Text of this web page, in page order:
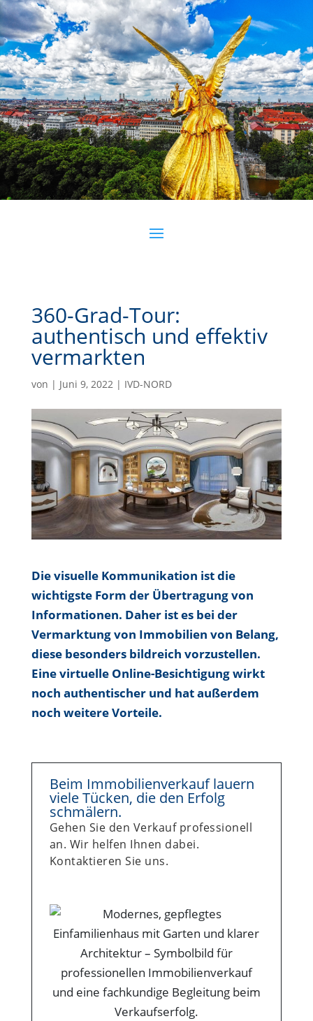
360-Grad-Tour:
authentisch und effektiv
vermarkten
von | Juni 9, 2022| IVD-NORD
Die visuelle Kommunikation ist die
wichtigste Form der Übertragung von
Informationen. Daher ist es bei der
Vermarktung von Immobilien von Belang,
diese besonders bildreich vorzustellen.
Eine virtuelle Online-Besichtigung wirkt
noch authentischer und hat außerdem
noch weitere Vorteile.
Beim Immobilienverkauf lauern
viele Tücken, die den Erfolg
schmälern.
Gehen Sie den Verkauf professionell
an. Wir helfen Ihnen dabei.
Kontaktieren Sie uns.